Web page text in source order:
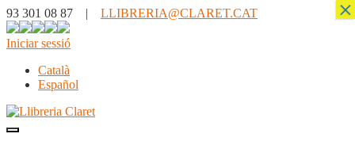
93 301 08 87 | LLIBRERIA@CLARET.CAT
Iniciar sessió
Català
Español
×